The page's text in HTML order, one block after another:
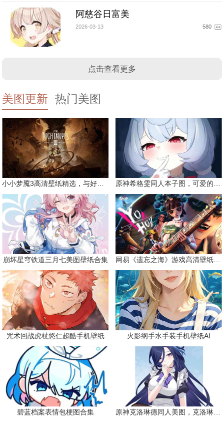
阿慈谷日富美
2026-03-13 580
点击查看更多
美图更新 热门美图
崩坏星穹铁道三月七美图壁纸合集 网易《遗忘之海》游戏高清壁纸精选
咒术回战虎杖悠仁超酷手机壁纸 火影纲手水手装手机壁纸AI
碧蓝档案表情包梗图合集